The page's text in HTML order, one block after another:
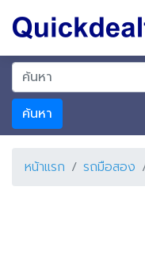
ค้นหา
หน้าแรก รถมือสอง